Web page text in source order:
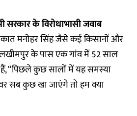
सरकार के विरोधाभासी जवाब
मनोहर सिंह जैसे कई किसानों और
के पास एक गांव में 52 साल
“पिछले कुछ सालों में यह समस्या
सब कुछ खा जाएंगे तो हम क्या